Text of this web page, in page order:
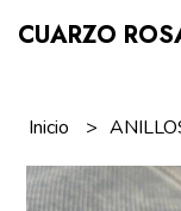
CUARZO
Inicio